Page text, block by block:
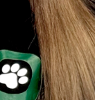
ITLƏR
#2898